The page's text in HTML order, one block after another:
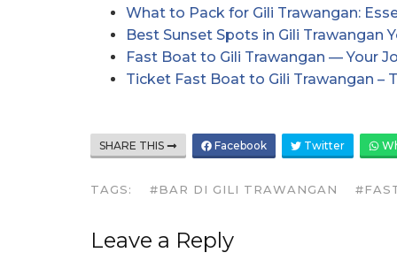
What to Pack for Gili Trawangan:
Best Sunset Spots in Gili Trawangan
Fast Boat to Gili Trawangan — Your
Ticket Fast Boat to Gili Trawangan –
SHARE THIS Facebook Twitter
TAGS: #BAR DI GILI TRAWANGAN
Leave a Reply